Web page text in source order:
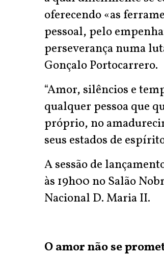
oferecendo «as
pessoal, pelo
perseverança numa
Gonçalo Portocarrero.
“Amor, silêncios e
qualquer pessoa que
próprio, no
seus estados de
A sessão de
às 19h00 no Salão
Nacional D. Maria II.
O amor não se